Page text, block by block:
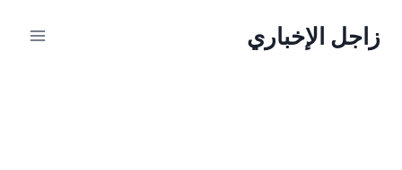
زاجل الإخباري